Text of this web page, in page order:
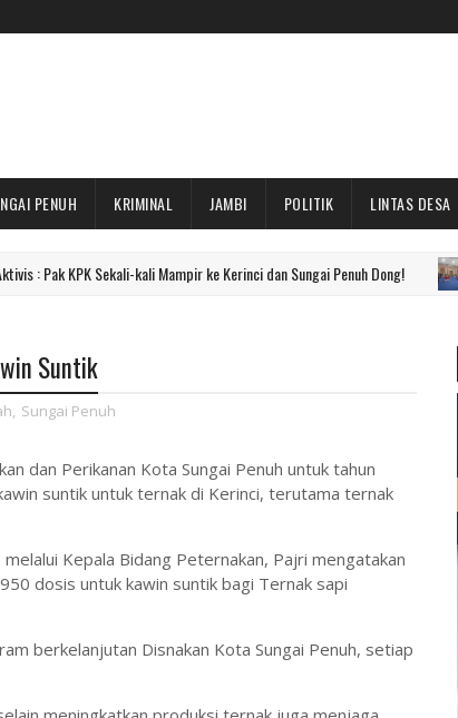
PENUH KRIMINAL JAMBI POLITIK LINTAS DESA
Sekali-kali Mampir ke Kerinci dan Sungai Penuh Dong! UTAMA
Suntik
, Sungai Penuh
dan Perikanan Kota Sungai Penuh untuk tahun
suntik untuk ternak di Kerinci, terutama ternak
Kepala Bidang Peternakan, Pajri mengatakan
dosis untuk kawin suntik bagi Ternak sapi
berkelanjutan Disnakan Kota Sungai Penuh, setiap